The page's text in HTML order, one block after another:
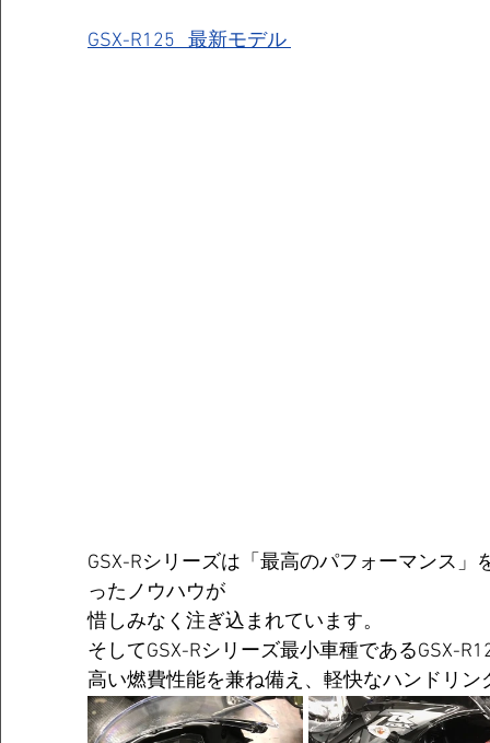
GSX-R125   最新モデル
GSX-Rシリーズは「最高のパフォーマンス
ったノウハウが
惜しみなく注ぎ込まれています。
そしてGSX-Rシリーズ最小車種であるGSX-
高い燃費性能を兼ね備え、軽快なハンドリン